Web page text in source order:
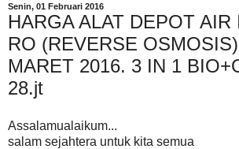
Senin, 01 Februari 2016
HARGA ALAT DEPOT AIR
RO (REVERSE
MARET 2016. 3 IN 1
28.jt
Assalamualaikum...
salam sejahtera untuk kita semua